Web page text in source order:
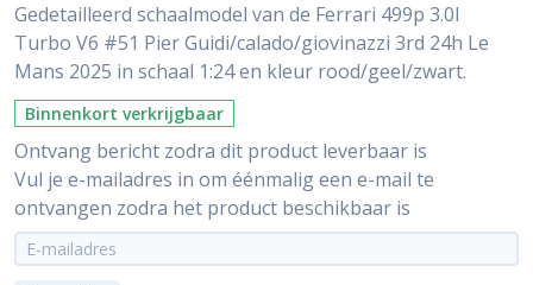
Gedetailleerd schaalmodel van de Ferrari 499p 3.0l
Turbo V6 #51 Pier Guidi/calado/giovinazzi 3rd 24h Le
Mans 2025 in schaal 1:24 en kleur rood/geel/zwart.
Binnenkort verkrijgbaar
Ontvang bericht zodra dit product leverbaar is
Vul je e-mailadres in om éénmalig een e-mail te
ontvangen zodra het product beschikbaar is